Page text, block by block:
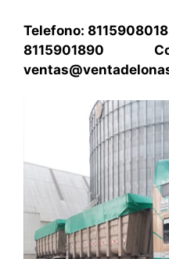
Telefono:
8115901890